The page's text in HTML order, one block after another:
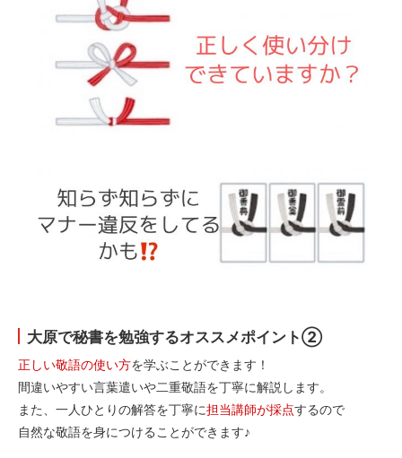
大原で秘書を勉強するオススメポイント②
正しい敬語の使い方を学ぶことができます！
間違いやすい言葉遣いや二重敬語を丁寧に解説します。
また、一人ひとりの解答を丁寧に担当講師が採点するので
自然な敬語を身につけることができます♪